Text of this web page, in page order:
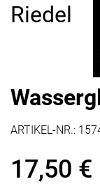
Riedel
ARTIKEL-NR.:
17,50 €